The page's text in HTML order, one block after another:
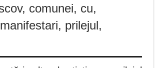
, comunei, cu,
manifestari, prilejul,